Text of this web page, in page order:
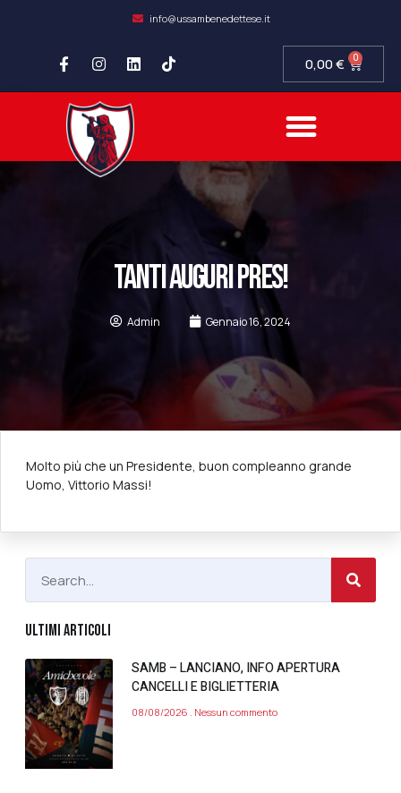
info@ussambenedettese.it
0,00€ 0
TANTI AUGURI PRES!
Admin Gennaio 16, 2024
Molto più che un Presidente, buon compleanno grande
Uomo, Vittorio Massi!
ULTIMI ARTICOLI
SAMB – LANCIANO, INFO APERTURA
CANCELLI E BIGLIETTERIA
08/08/2026 Nessun commento